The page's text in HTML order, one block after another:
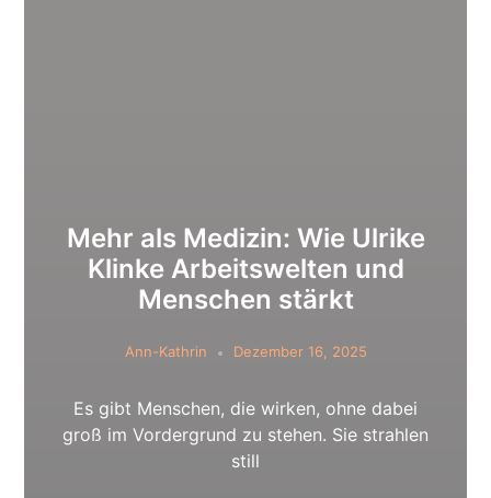
Mehr als Medizin: Wie Ulrike
Klinke Arbeitswelten und
Menschen stärkt
Ann-Kathrin Dezember 16, 2025
Es gibt Menschen, die wirken, ohne dabei
groß im Vordergrund zu stehen. Sie strahlen
still